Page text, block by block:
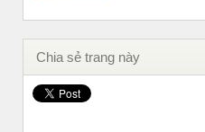
Chia sẻ trang này